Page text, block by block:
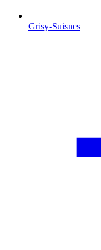
Grisy-Suisnes